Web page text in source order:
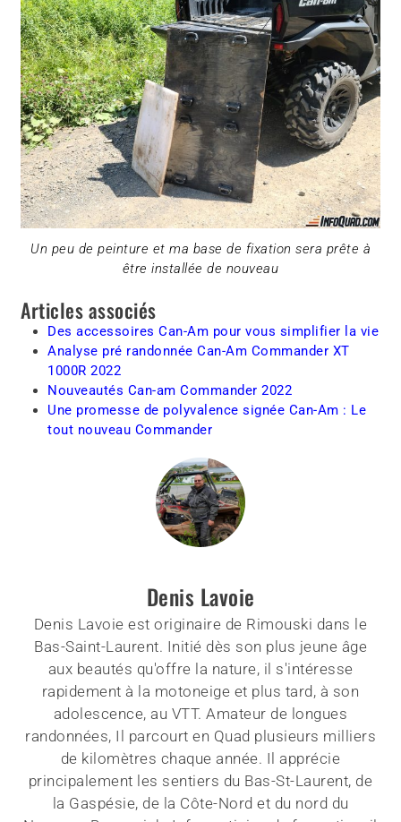
Un peu de peinture et ma base de fixation sera prête à
être installée de nouveau
Articles associés
Des accessoires Can-Am pour vous simplifier la vie
Analyse pré randonnée Can-Am Commander XT
1000R 2022
Nouveautés Can-am Commander 2022
Une promesse de polyvalence signée Can-Am : Le
tout nouveau Commander
Denis Lavoie
Denis Lavoie est originaire de Rimouski dans le
Bas-Saint-Laurent. Initié dès son plus jeune âge
aux beautés qu'offre la nature, il s'intéresse
rapidement à la motoneige et plus tard, à son
adolescence, au VTT. Amateur de longues
randonnées, Il parcourt en Quad plusieurs milliers
de kilomètres chaque année. Il apprécie
principalement les sentiers du Bas-St-Laurent, de
la Gaspésie, de la Côte-Nord et du nord du